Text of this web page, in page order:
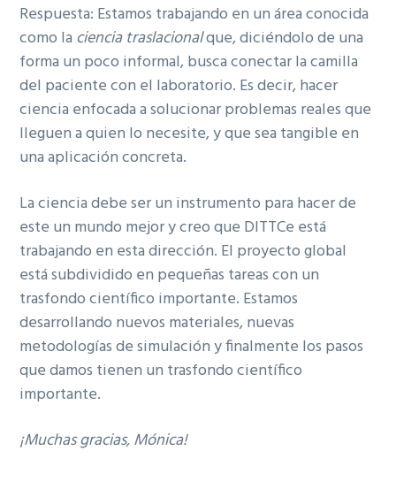
Respuesta: Estamos trabajando en un área conocida
como la ciencia traslacionalque, diciéndolo de una
forma un poco informal, busca conectar la camilla
del paciente con el laboratorio. Es decir, hacer
ciencia enfocada a solucionar problemas reales que
lleguen a quien lo necesite, y que sea tangible en
una aplicación concreta.
La ciencia debe ser un instrumento para hacer de
este un mundo mejor y creo que DITTCe está
trabajando en esta dirección. El proyecto global
está subdividido en pequeñas tareas con un
trasfondo científico importante. Estamos
desarrollando nuevos materiales, nuevas
metodologías de simulación y finalmente los pasos
que damos tienen un trasfondo científico
importante.
¡Muchas gracias, Mónica!